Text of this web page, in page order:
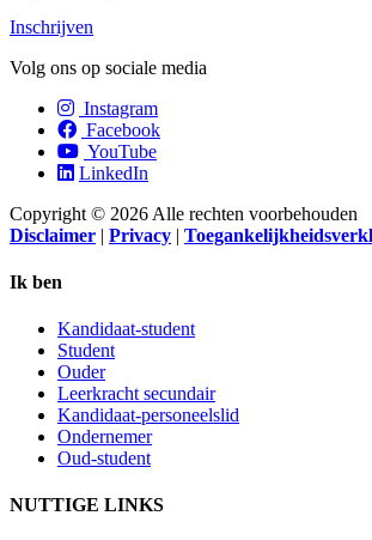
Inschrijven
Volg ons op sociale media
Instagram
Facebook
YouTube
LinkedIn
Copyright © 2026 Alle rechten voorbehouden
Disclaimer | Privacy |
Ik ben
Kandidaat-student
Student
Ouder
Leerkracht secundair
Kandidaat-personeelslid
Ondernemer
Oud-student
NUTTIGE LINKS